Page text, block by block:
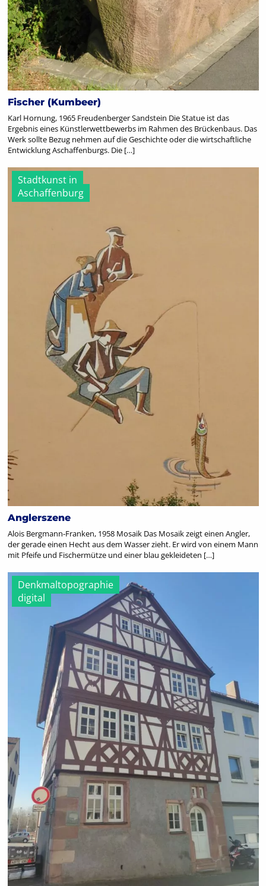
Fischer (Kumbeer)
Karl Hornung, 1965 Freudenberger Sandstein Die Statue ist das
Ergebnis eines Künstlerwettbewerbs im Rahmen des Brückenbaus. Das
Werk sollte Bezug nehmen auf die Geschichte oder die wirtschaftliche
Entwicklung Aschaffenburgs. Die […]
Stadtkunst in
Aschaffenburg
Anglerszene
Alois Bergmann-Franken, 1958 Mosaik Das Mosaik zeigt einen Angler,
der gerade einen Hecht aus dem Wasser zieht. Er wird von einem Mann
mit Pfeife und Fischermütze und einer blau gekleideten […]
Denkmaltopographie
digital